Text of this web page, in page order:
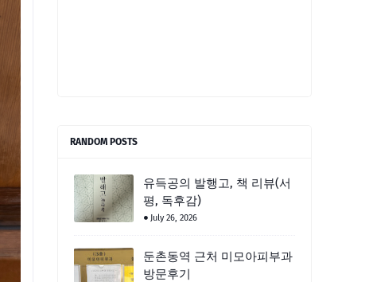
RANDOM POSTS
유득공의 발행고, 책 리뷰(서
평, 독후감)
July 26, 2026
둔촌동역 근처 미모아피부과
방문후기